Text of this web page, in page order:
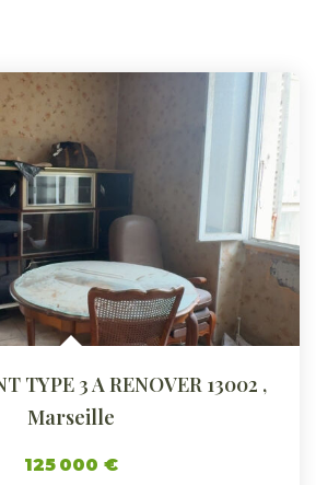
TYPE 3 A RENOVER 13002 ,
Marseille
125 000 €